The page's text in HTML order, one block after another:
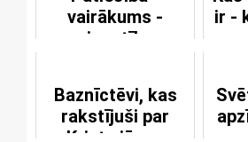
vairākums -
vienotība
ir -
Baznīctēvi, kas
rakstījuši par
Kristu jūsos